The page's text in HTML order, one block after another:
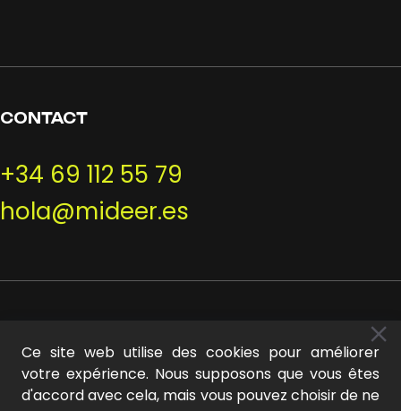
CONTACT
+34 69 112 55 79
hola@mideer.es
Mon compte
A propos de nous
Ce site web utilise des cookies pour améliorer
votre expérience. Nous supposons que vous êtes
d'accord avec cela, mais vous pouvez choisir de ne